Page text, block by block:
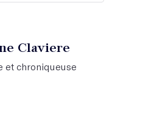
Claviere
et chroniqueuse